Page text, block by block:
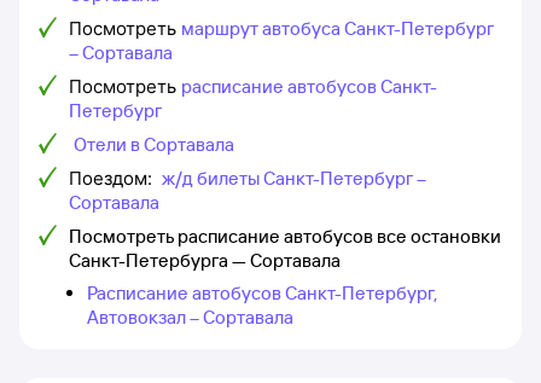
Посмотреть маршрут автобуса Санкт-Петербург
– Сортавала
Посмотреть расписание автобусов Санкт-
Петербург
Отели в Сортавала
Поездом: ж/д билеты Санкт-Петербург –
Сортавала
Посмотреть расписание автобусов все остановки
Санкт-Петербурга — Сортавала
Расписание автобусов Санкт-Петербург,
Автовокзал – Сортавала